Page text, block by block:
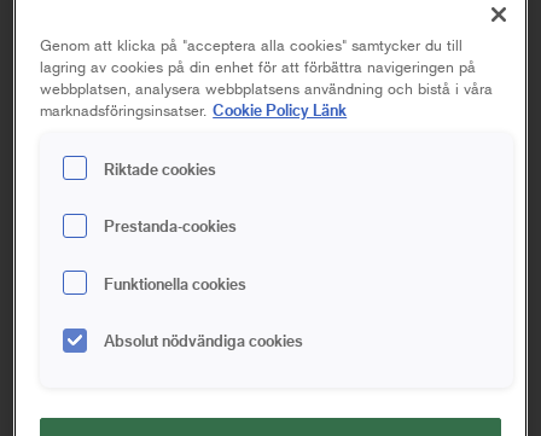
Maxibygel
Möbler/snickerier, Tak, Vägg
14 cm 18 cm
Spara i favoriter
ger god stabilitet och ett jämnt slutresultat. Använd
tillsammans med något av våra förlängningsskaft för att få en
Genom att klicka på "acceptera alla cookies" samtycker du till
lagring av cookies på din enhet för att förbättra navigeringen på
webbplatsen, analysera webbplatsens användning och bistå i våra
marknadsföringsinsatser. Cookie Policy Länk
Riktade cookies
Prestanda-cookies
Funktionella cookies
Absolut nödvändiga cookies